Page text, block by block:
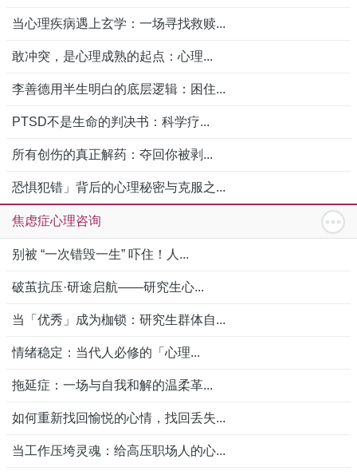
当心理疾病遇上玄学：一场寻找救赎...
敢冲突，是心理成熟的起点：心理...
李善德用半生明白的底层逻辑：困住...
PTSD不是生命的判决书：科学疗...
所有创伤的真正解药：夺回你被剥...
恐惧犯错」背后的心理秘密与克服之...
焦虑症心理咨询
别被 “一次错毁一生” 吓住！人...
破茧抗压·研途启航——研究生心...
当「优秀」成为枷锁：研究生群体自...
情绪稳定：当代人必修的「心理...
拖延症：一场与自我和解的温柔革...
如何重新找回愉悦的心情，找回丢失...
当工作压垮灵魂：给高压职场人的心...